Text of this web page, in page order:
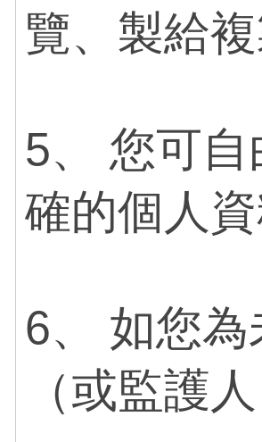
覽、製給
5、 您可
確的個人
6、 如您
（或監護